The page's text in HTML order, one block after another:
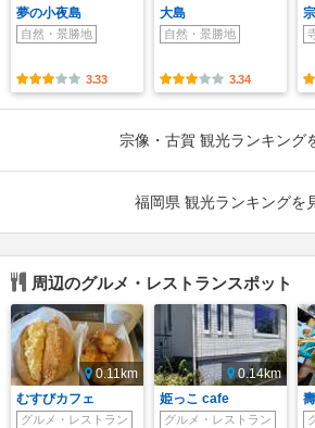
夢の小夜島
自然・景勝地
3.33
大島
自然・景勝地
3.34
宗像・古賀 観光ランキング
福岡県 観光ランキングを
周辺のグルメ・レストランスポット
0.11km
むすびカフェ
グルメ・レストラン
0.14km
姫っこ cafe
グルメ・レストラン